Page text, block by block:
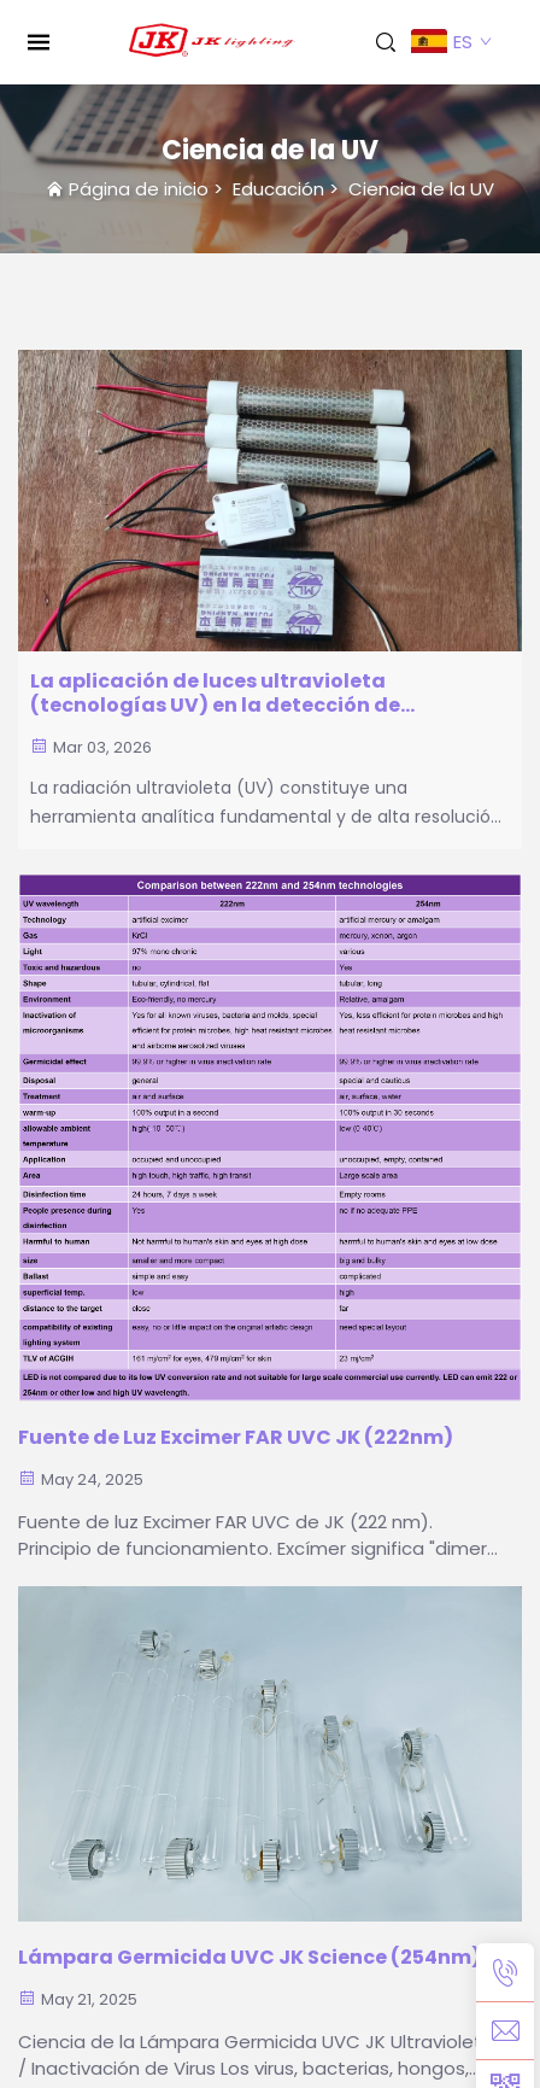
ES
Ciencia de la UV
Página de inicio > Educación>Ciencia de la UV
La aplicación de luces ultravioleta
(tecnologías UV) en la detección de
Mar 03, 2026
La radiación ultravioleta (UV) constituye una
herramienta analítica fundamental y de alta resolución
origen del diamante, los defectos estructurales, las
configuraciones de impurezas y los antecedentes de
tratamientos. La siguiente información&...
Fuente de Luz Excimer FAR UVC JK (222nm)
May 24, 2025
Fuente de luz Excimer FAR UVC de JK (222 nm).
Principio de funcionamiento. Excímer significa "dimer
nanosegundos) formada por los gases nobles en la
lámpara excitados por externos...
Lámpara Germicida UVC JK Science (254nm)
May 21, 2025
Ciencia de la Lámpara Germicida UVC JK Ultravioleta
/ Inactivación de Virus Los virus, bacterias, hongos,